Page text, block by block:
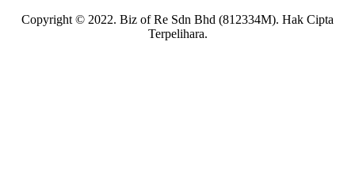
Copyright © 2022. Biz of Re Sdn Bhd (812334M). Hak Cipta
Terpelihara.